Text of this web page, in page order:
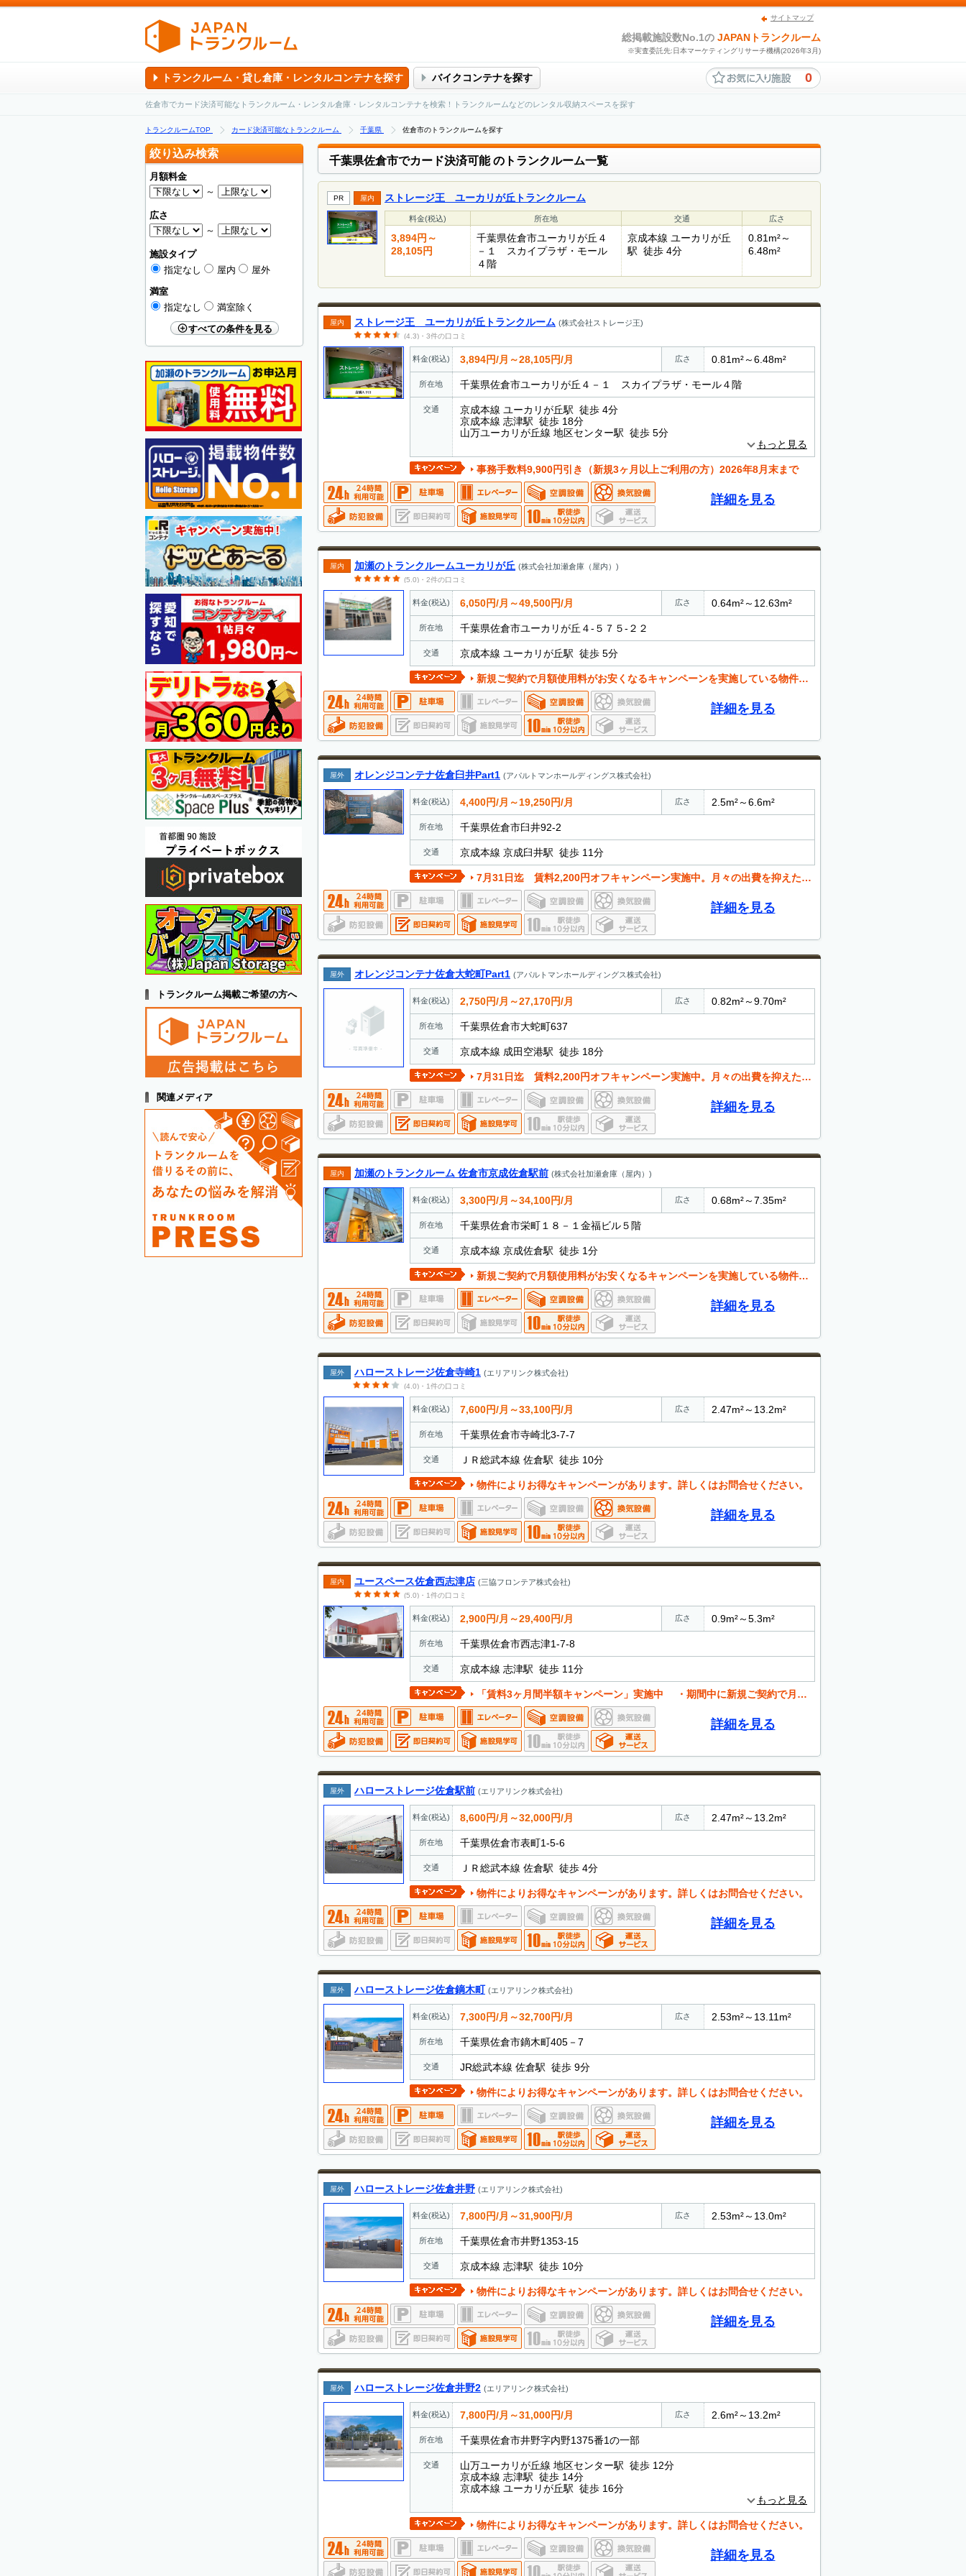
サイトマップ
総掲載施設数No.1の JAPANトランクルーム
※実査委託先:日本マーケティングリサーチ機構(2026年3月)
トランクルーム・貸し倉庫・レンタルコンテナを探す バイクコンテナを探す 0
佐倉市でカード決済可能なトランクルーム・レンタル倉庫・レンタルコンテナを検索！トランクルームなどのレンタル収納スペースを探す
トランクルームTOP カード決済可能なトランクルーム 千葉県 佐倉市のトランクルームを探す
千葉県佐倉市でカード決済可能のトランクルーム一覧
PR 屋内 ストレージ王 ユーカリが丘トランクルーム
料金(税込) 所在地 交通 広さ
3,894円～
28,105円
千葉県佐倉市ユーカリが丘４
－１ スカイプラザ・モール
４階
京成本線 ユーカリが丘
駅 徒歩 4分
0.81m²～
6.48m²
屋内 ストレージ王 ユーカリが丘トランクルーム (株式会社ストレージ王)
(4.3)・3件の口コミ
料金(税込) 3,894円/月～28,105円/月 広さ 0.81m²～6.48m²
所在地 千葉県佐倉市ユーカリが丘４－１ スカイプラザ・モール４階
交通
京成本線 ユーカリが丘駅 徒歩 4分
京成本線 志津駅 徒歩 18分
山万ユーカリが丘線 地区センター駅 徒歩 5分
もっと見る
事務手数料9,900円引き（新規3ヶ月以上ご利用の方）2026年8月末まで
詳細を見る
屋内 加瀬のトランクルームユーカリが丘 (株式会社加瀬倉庫（屋内）)
(5.0)・2件の口コミ
料金(税込) 6,050円/月～49,500円/月 広さ 0.64m²～12.63m²
所在地 千葉県佐倉市ユーカリが丘４-５７５-２２
交通 京成本線 ユーカリが丘駅 徒歩 5分
新規ご契約で月額使用料がお安くなるキャンペーンを実施している物件もございます。お気軽にお問い合わせください。
詳細を見る
屋外 オレンジコンテナ佐倉臼井Part1 (アパルトマンホールディングス株式会社)
料金(税込) 4,400円/月～19,250円/月 広さ 2.5m²～6.6m²
所在地 千葉県佐倉市臼井92-2
交通 京成本線 京成臼井駅 徒歩 11分
7月31日迄 賃料2,200円オフキャンペーン実施中。月々の出費を抑えたい方必見です。お問い合わせください。
詳細を見る
屋外 オレンジコンテナ佐倉大蛇町Part1 (アパルトマンホールディングス株式会社)
料金(税込) 2,750円/月～27,170円/月 広さ 0.82m²～9.70m²
所在地 千葉県佐倉市大蛇町637
交通 京成本線 成田空港駅 徒歩 18分
7月31日迄 賃料2,200円オフキャンペーン実施中。月々の出費を抑えたい方必見です。お問い合わせください。
詳細を見る
屋内 加瀬のトランクルーム 佐倉市京成佐倉駅前 (株式会社加瀬倉庫（屋内）)
料金(税込) 3,300円/月～34,100円/月 広さ 0.68m²～7.35m²
所在地 千葉県佐倉市栄町１８－１金福ビル５階
交通 京成本線 京成佐倉駅 徒歩 1分
新規ご契約で月額使用料がお安くなるキャンペーンを実施している物件もございます。お気軽にお問い合わせください。
詳細を見る
屋外 ハローストレージ佐倉寺崎1 (エリアリンク株式会社)
(4.0)・1件の口コミ
料金(税込) 7,600円/月～33,100円/月 広さ 2.47m²～13.2m²
所在地 千葉県佐倉市寺崎北3-7-7
交通 ＪＲ総武本線 佐倉駅 徒歩 10分
物件によりお得なキャンペーンがあります。詳しくはお問合せください。
詳細を見る
屋内 ユースペース佐倉西志津店 (三協フロンテア株式会社)
(5.0)・1件の口コミ
料金(税込) 2,900円/月～29,400円/月 広さ 0.9m²～5.3m²
所在地 千葉県佐倉市西志津1-7-8
交通 京成本線 志津駅 徒歩 11分
「賃料3ヶ月間半額キャンペーン」実施中 ・期間中に新規ご契約で月額賃料が半額、初めてご利用の方も安心です
詳細を見る
屋外 ハローストレージ佐倉駅前 (エリアリンク株式会社)
料金(税込) 8,600円/月～32,000円/月 広さ 2.47m²～13.2m²
所在地 千葉県佐倉市表町1-5-6
交通 ＪＲ総武本線 佐倉駅 徒歩 4分
物件によりお得なキャンペーンがあります。詳しくはお問合せください。
詳細を見る
屋外 ハローストレージ佐倉鏑木町 (エリアリンク株式会社)
料金(税込) 7,300円/月～32,700円/月 広さ 2.53m²～13.11m²
所在地 千葉県佐倉市鏑木町405－7
交通 JR総武本線 佐倉駅 徒歩 9分
物件によりお得なキャンペーンがあります。詳しくはお問合せください。
詳細を見る
屋外 ハローストレージ佐倉井野 (エリアリンク株式会社)
料金(税込) 7,800円/月～31,900円/月 広さ 2.53m²～13.0m²
所在地 千葉県佐倉市井野1353-15
交通 京成本線 志津駅 徒歩 10分
物件によりお得なキャンペーンがあります。詳しくはお問合せください。
詳細を見る
屋外 ハローストレージ佐倉井野2 (エリアリンク株式会社)
料金(税込) 7,800円/月～31,000円/月 広さ 2.6m²～13.2m²
所在地 千葉県佐倉市井野字内野1375番1の一部
交通
山万ユーカリが丘線 地区センター駅 徒歩 12分
京成本線 志津駅 徒歩 14分
京成本線 ユーカリが丘駅 徒歩 16分
もっと見る
物件によりお得なキャンペーンがあります。詳しくはお問合せください。
詳細を見る
絞り込み検索
月額料金
～
広さ
～
施設タイプ
指定なし
屋内
屋外
満室
指定なし
満室除く
すべての条件を見る
トランクルーム掲載ご希望の方へ
関連メディア